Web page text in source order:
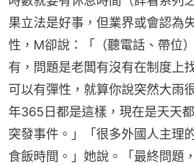
果立法是好事，但業界或會認為
性，M卻說：「（聽電話、帶位
有，問題是老闆有沒有在制度上
可以有彈性，就算你說突然大雨
年365日都是這樣，現在是天天
突發事件。」「很多外國人主理
食飯時間。」她說。「最終問題